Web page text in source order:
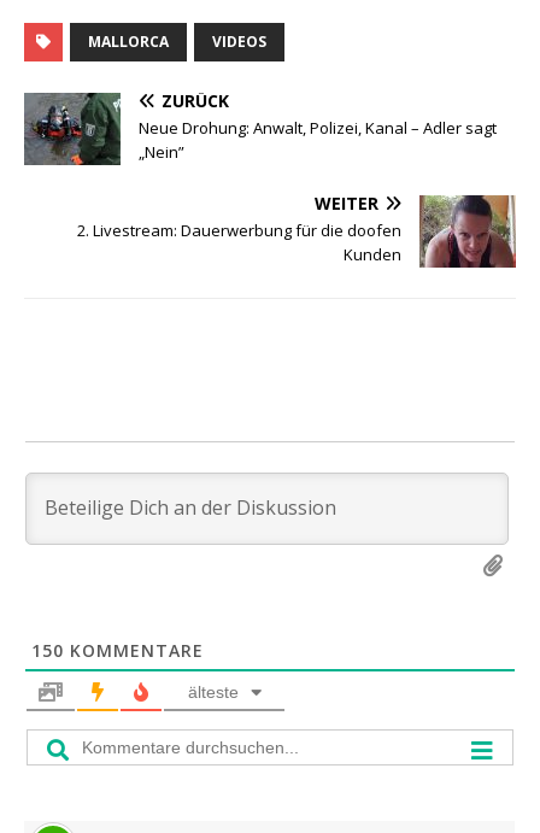
MALLORCA VIDEOS
ZURÜCK
Neue Drohung: Anwalt, Polizei, Kanal – Adler sagt
„Nein”
WEITER
2. Livestream: Dauerwerbung für die doofen
Kunden
150 KOMMENTARE
älteste